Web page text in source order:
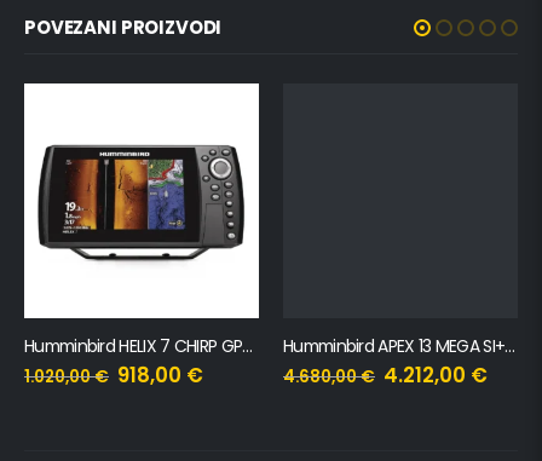
POVEZANI PROIZVODI
Humminbird HELIX 7 CHIRP GPS G4N
1.020,00€ 918,00 €
Humminbird APEX 13 MEGA SI+ CHO
4.680,00€ 4.212,00 €